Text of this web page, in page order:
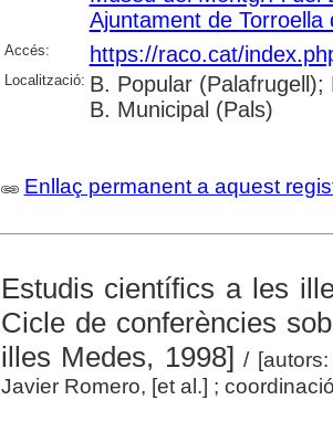
Ajuntament de Torroella
Accés: https://raco.cat/
Localització: B. Popular
B. Municipal (Pals)
Enllaç permanent a aquest
Estudis científics a les
Cicle de conferències
illes Medes, 1998] /
Javier Romero, [et al.] ;